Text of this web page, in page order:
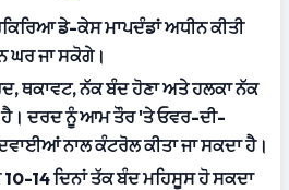
ਡੇ-ਕੇਸ ਮਾਪਦੰਡਾਂ ਅਧੀਨ ਕੀਤੀ
ਘਰ ਜਾ ਸਕੋਗੇ।
ਥਕਾਵਟ, ਨੱਕ ਬੰਦ ਹੋਣਾ ਅਤੇ ਹਲਕਾ ਨੱਕ
ਹੈ। ਦਰਦ ਨੂੰ ਆਮ ਤੌਰ 'ਤੇ ਓਵਰ-ਦੀ-
ਨਾਲ ਕੰਟਰੋਲ ਕੀਤਾ ਜਾ ਸਕਦਾ ਹੈ।
10-14 ਦਿਨਾਂ ਤੱਕ ਬੰਦ ਮਹਿਸੂਸ ਹੋ ਸਕਦਾ